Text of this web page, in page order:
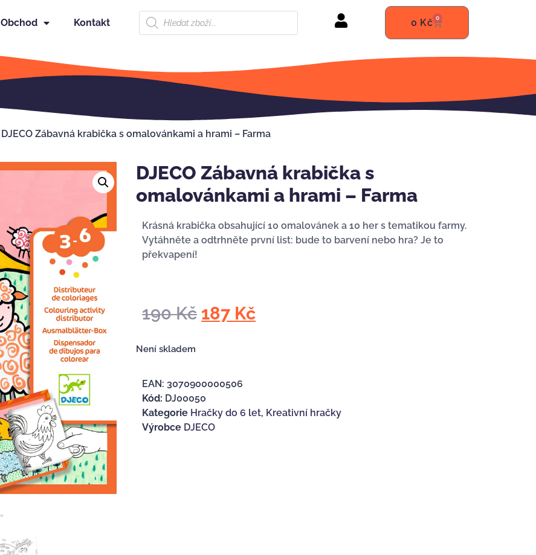
Obchod Kontakt 0 Kč 0
DJECO Zábavná krabička s omalovánkami a hrami – Farma
DJECO Zábavná krabička s
omalovánkami a hrami – Farma
Krásná krabička obsahující 10 omalovánek a 10 her s tematikou farmy.
Vytáhněte a odtrhněte první list: bude to barvení nebo hra? Je to
překvapení!
190Kč 187 Kč
Není skladem
EAN: 3070900000506
Kód: DJ00050
Kategorie Hračky do 6 let, Kreativní hračky
Výrobce DJECO